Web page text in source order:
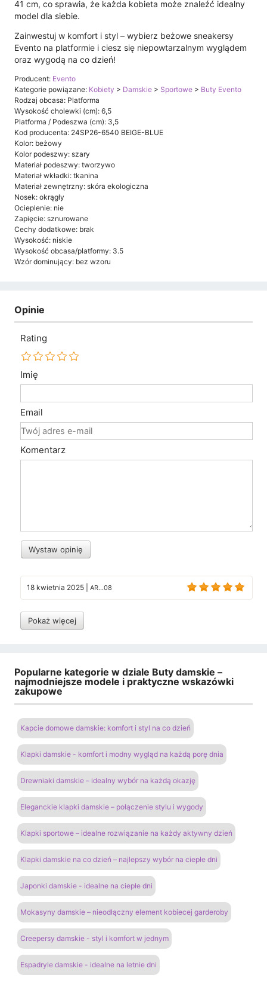
41 cm, co sprawia, że każda kobieta może znaleźć idealny
model dla siebie.
Zainwestuj w komfort i styl – wybierz beżowe sneakersy
Evento na platformie i ciesz się niepowtarzalnym wyglądem
oraz wygodą na co dzień!
Producent: Evento
Kategorie powiązane: Kobiety > Damskie > Sportowe > Buty Evento
Rodzaj obcasa: Platforma
Wysokość cholewki (cm): 6,5
Platforma / Podeszwa (cm): 3,5
Kod producenta: 24SP26-6540 BEIGE-BLUE
Kolor: beżowy
Kolor podeszwy: szary
Materiał podeszwy: tworzywo
Materiał wkładki: tkanina
Materiał zewnętrzny: skóra ekologiczna
Nosek: okrągły
Ocieplenie: nie
Zapięcie: sznurowane
Cechy dodatkowe: brak
Wysokość: niskie
Wysokość obcasa/platformy: 3.5
Wzór dominujący: bez wzoru
Opinie
Rating
Imię
Email
Komentarz
Wystaw opinię
18 kwietnia 2025 AR...08
Pokaż więcej
Popularne kategorie w dziale Buty damskie –
najmodniejsze modele i praktyczne wskazówki
zakupowe
Kapcie domowe damskie: komfort i styl na co dzień
Klapki damskie - komfort i modny wygląd na każdą porę dnia
Drewniaki damskie – idealny wybór na każdą okazję
Eleganckie klapki damskie – połączenie stylu i wygody
Klapki sportowe – idealne rozwiązanie na każdy aktywny dzień
Klapki damskie na co dzień – najlepszy wybór na ciepłe dni
Japonki damskie - idealne na ciepłe dni
Mokasyny damskie – nieodłączny element kobiecej garderoby
Creepersy damskie - styl i komfort w jednym
Espadryle damskie - idealne na letnie dni